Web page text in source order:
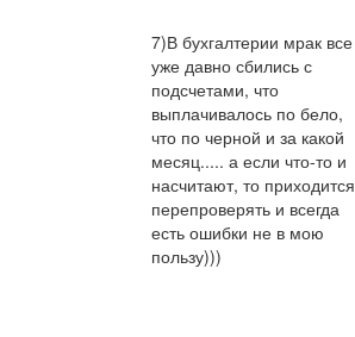
7)В бухгалтерии мрак все
уже давно сбились с
подсчетами, что
выплачивалось по бело,
что по черной и за какой
месяц..... а если что-то и
насчитают, то приходится
перепроверять и всегда
есть ошибки не в мою
пользу)))